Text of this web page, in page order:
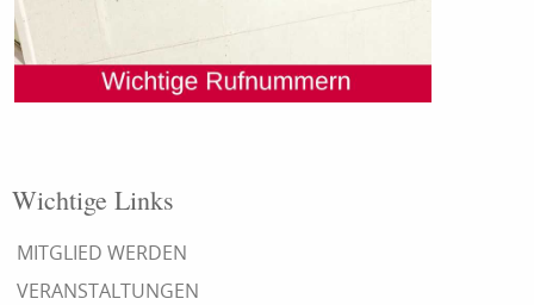
Wichtige Links
MITGLIED WERDEN
VERANSTALTUNGEN